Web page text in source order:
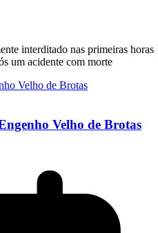
interditado nas primeiras horas
um acidente com morte
Velho de Brotas